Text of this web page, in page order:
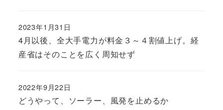
4月以後、全大手電力が料金３～４割値上げ。経
産省はそのことを広く周知せず
2023年1月31日
どうやって、ソーラー、風発を止めるか
2022年9月22日